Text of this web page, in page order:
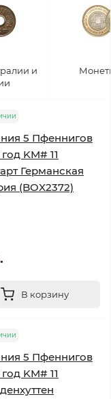
и
5 Пфеннигов
год KM# 11
Германская
(BOX2372)
В корзину
5 Пфеннигов
год KM# 11